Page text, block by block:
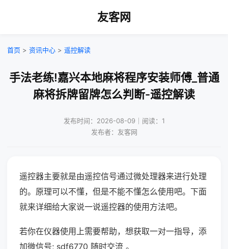
友客网
首页 > 资讯中心 > 遥控解读
手法老练!嘉兴本地麻将程序安装师傅_普通
麻将拆牌留牌怎么判断-遥控解读
发布时间：2026-08-09｜阅读：1
发布者：友客网
遥控器主要就是由遥控信号通过微处理器来进行处理
的。原理可以不懂，但是不能不懂怎么使用吧。下面
就来详细给大家说一说遥控器的使用方法吧。
若你在仪器使用上需要帮助，想获取一对一指导，添
加微信号; sdf6770 随时交流 。